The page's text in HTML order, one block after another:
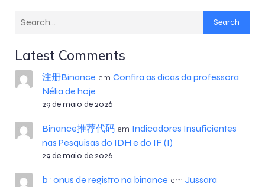
Search
Latest Comments
注册Binance em Confira as dicas da professora
Nélia de hoje
29 de maio de 2026
Binance推荐代码em Indicadores Insuficientes
nas Pesquisas do IDH e do IF (I)
29 de maio de 2026
b^onus de registro na binance em Jussara